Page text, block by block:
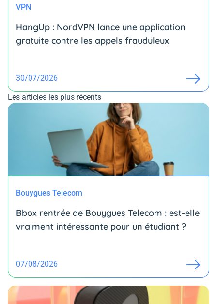
VPN
HangUp : NordVPN lance une application
gratuite contre les appels frauduleux
30/07/2026
Les articles les plus récents
Bouygues Telecom
Bbox rentrée de Bouygues Telecom : est-elle
vraiment intéressante pour un étudiant ?
07/08/2026